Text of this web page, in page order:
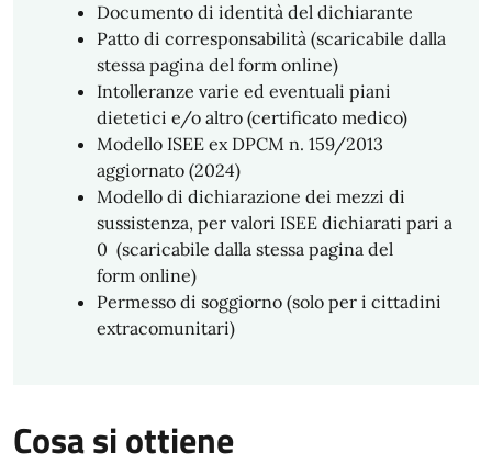
Documento di identità del dichiarante
Patto di corresponsabilità (scaricabile dalla
stessa pagina del form online)
Intolleranze varie ed eventuali piani
dietetici e/o altro (certificato medico)
Modello ISEE ex DPCM n. 159/2013
aggiornato (2024)
Modello di dichiarazione dei mezzi di
sussistenza, per valori ISEE dichiarati pari a
0 (scaricabile dalla stessa pagina del
form online)
Permesso di soggiorno (solo per i cittadini
extracomunitari)
Cosa si ottiene